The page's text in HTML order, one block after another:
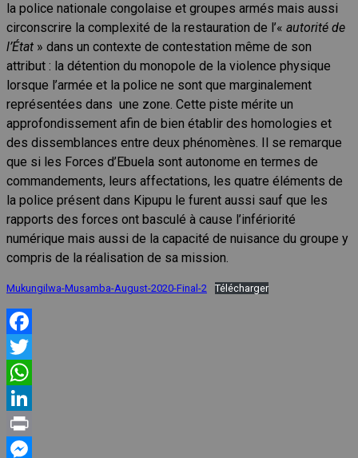
la police nationale congolaise et groupes armés mais aussi
circonscrire la complexité de la restauration de l’« autorité de
l’État » dans un contexte de contestation même de son
attribut : la détention du monopole de la violence physique
lorsque l’armée et la police ne sont que marginalement
représentées dans une zone. Cette piste mérite un
approfondissement afin de bien établir des homologies et
des dissemblances entre deux phénomènes. Il se remarque
que si les Forces d’Ebuela sont autonome en termes de
commandements, leurs affectations, les quatre éléments de
la police présent dans Kipupu le furent aussi sauf que les
rapports des forces ont basculé à cause l’infériorité
numérique mais aussi de la capacité de nuisance du groupe y
compris de la réalisation de sa mission.
Mukungilwa-Musamba-August-2020-Final-2 Télécharger
Facebook
Twitter
WhatsApp
LinkedIn
Print